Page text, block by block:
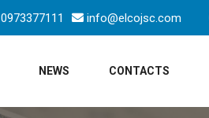
0973377111 info@elcojsc.com
NEWS CONTACTS